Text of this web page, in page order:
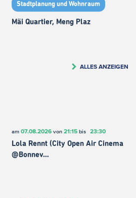
Stadtplanung und Wohnraum
Mäi Quartier, Meng Plaz
ALLES ANZEIGEN
am 07.08.2026von 21:15bis 23:30
Lola Rennt (City Open Air Cinema
@Bonnev…